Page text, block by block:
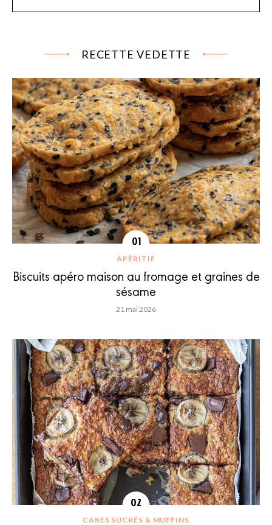
RECETTE VEDETTE
APÉRITIF
Biscuits apéro maison au fromage et graines de
sésame
21 mai 2026
CAKES SUCRÉS & MUFFINS